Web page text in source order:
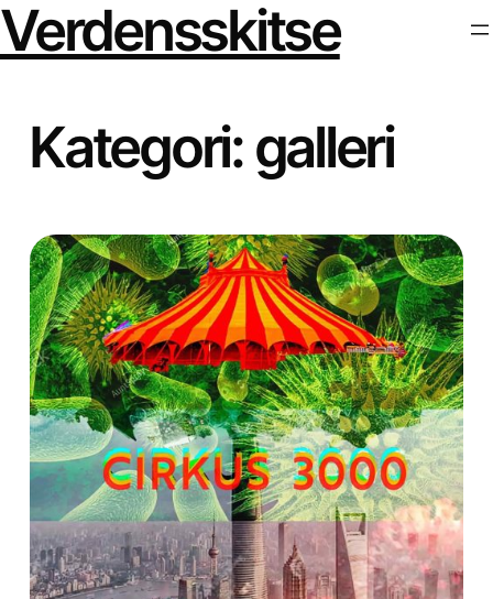
Spring
til
indhold
Verdensskitse
Kategori:galleri